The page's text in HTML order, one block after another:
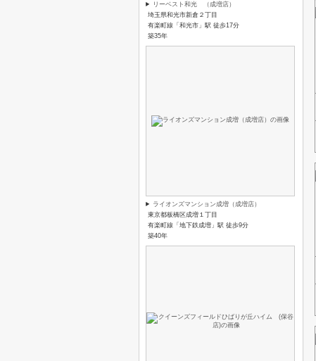
リーベスト和光 （成増店）
埼玉県和光市新倉２丁目
有楽町線「和光市」駅 徒歩17分
築35年
ライオンズマンション成増（成増店）
東京都板橋区成増１丁目
有楽町線「地下鉄成増」駅 徒歩9分
築40年